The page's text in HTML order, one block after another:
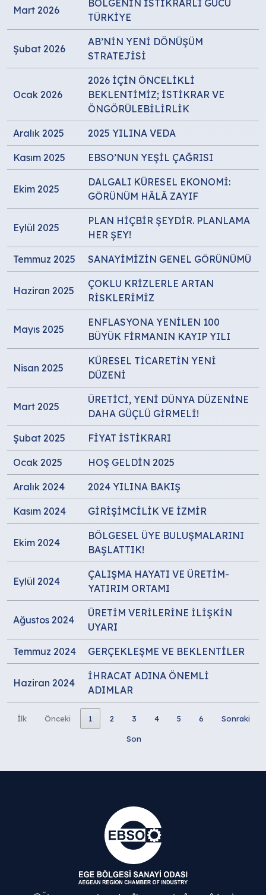
Mart 2026
BÖLGENİN İSTİKRARLI GÜCÜ
TÜRKİYE
Şubat 2026
AB’NİN YENİ DÖNÜŞÜM
STRATEJİSİ
Ocak 2026
2026 İÇİN ÖNCELİKLİ
BEKLENTİMİZ; İSTİKRAR VE
ÖNGÖRÜLEBİLİRLİK
Aralık 2025 2025 YILINA VEDA
Kasım 2025 EBSO’NUN YEŞİL ÇAĞRISI
Ekim 2025
DALGALI KÜRESEL EKONOMİ:
GÖRÜNÜM HÂLÂ ZAYIF
Eylül 2025
PLAN HİÇBİR ŞEYDİR. PLANLAMA
HER ŞEY!
Temmuz 2025 SANAYİMİZİN GENEL GÖRÜNÜMÜ
Haziran 2025
ÇOKLU KRİZLERLE ARTAN
RİSKLERİMİZ
Mayıs 2025
ENFLASYONA YENİLEN 100
BÜYÜK FİRMANIN KAYIP YILI
Nisan 2025
KÜRESEL TİCARETİN YENİ
DÜZENİ
Mart 2025
ÜRETİCİ, YENİ DÜNYA DÜZENİNE
DAHA GÜÇLÜ GİRMELİ!
Şubat 2025 FİYAT İSTİKRARI
Ocak 2025 HOŞ GELDİN 2025
Aralık 2024 2024 YILINA BAKIŞ
Kasım 2024 GİRİŞİMCİLİK VE İZMİR
Ekim 2024
BÖLGESEL ÜYE BULUŞMALARINI
BAŞLATTIK!
Eylül 2024
ÇALIŞMA HAYATI VE ÜRETİM-
YATIRIM ORTAMI
Ağustos 2024
ÜRETİM VERİLERİNE İLİŞKİN
UYARI
Temmuz 2024 GERÇEKLEŞME VE BEKLENTİLER
Haziran 2024
İHRACAT ADINA ÖNEMLİ
ADIMLAR
İlk Önceki 1 2 3 4 5 6 Sonraki
Son